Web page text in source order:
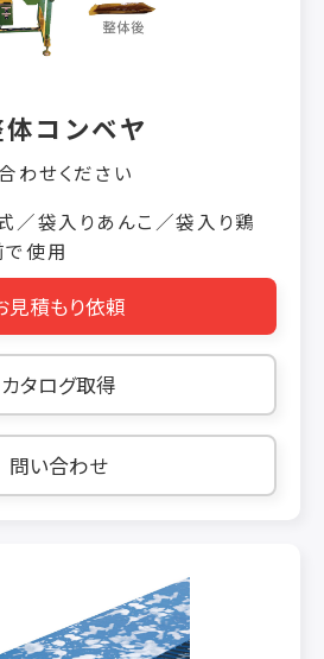
コンベヤ
わせください
／袋入りあんこ／袋入り鶏
使用
見積もり依頼
カタログ取得
問い合わせ